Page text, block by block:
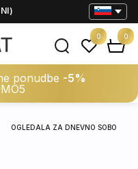
ponudbe -5%
0 0
OGLEDALA ZA DNEVNO SOBO